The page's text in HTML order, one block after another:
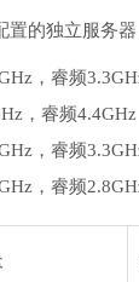
置的独立服务
，睿频
，睿频4.4GHz
，睿频
，睿频